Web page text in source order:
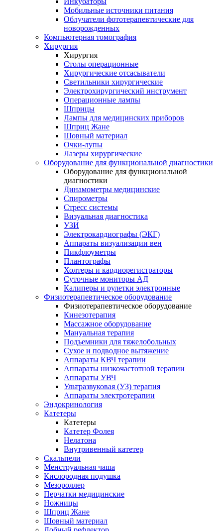
Мобильные источники питания
Облучатели фототерапевтические для
новорожденных
Компьютерная томография
Хирургия
Хирургия
Столы операционные
Хирургические отсасыватели
Светильники хирургические
Электрохирургический инструмент
Операционные лампы
Шприцы
Лампы для медицинских приборов
Шприц Жане
Шовный материал
Очки-лупы
Лазеры хирургические
Оборудование для функциональной диагностики
Оборудование для функциональной
диагностики
Динамометры медицинские
Спирометры
Стресс системы
Визуальная диагностика
УЗИ
Электрокардиографы (ЭКГ)
Аппараты визуализации вен
Пикфлоуметры
Плантографы
Холтеры и кардиорегистраторы
Суточные мониторы АД
Калиперы и рулетки электронные
Физиотерапевтическое оборудование
Физиотерапевтическое оборудование
Кинезотерапия
Массажное оборудование
Мануальная терапия
Подъемники для тяжелобольных
Сухое и подводное вытяжение
Аппараты КВЧ терапии
Аппараты низкочастотной терапии
Аппараты УВЧ
Ультразвуковая (УЗ) терапия
Аппараты электротерапии
Эндокринология
Катетеры
Катетеры
Катетер Фолея
Нелатона
Внутривенный катетер
Скальпели
Менструальная чаша
Кислородная подушка
Мезороллер
Перчатки медицинские
Ножницы
Шприц Жане
Шовный материал